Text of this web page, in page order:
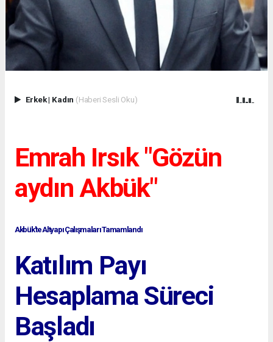
Erkek| Kadın (Haberi Sesli Oku)
Emrah Irsık "Gözün
aydın Akbük"
Akbük'te Altyapı Çalışmaları Tamamlandı
Katılım Payı
Hesaplama Süreci
Başladı